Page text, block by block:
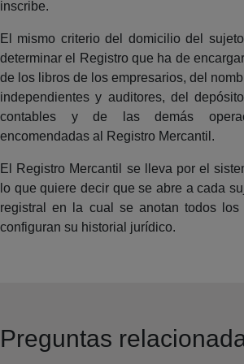
inscribe.
El mismo criterio del domicilio del
determinar el Registro que ha de
de los libros de los empresarios, del
independientes y auditores, del
contables y de las demás
encomendadas al Registro Mercantil.
El Registro Mercantil se lleva por el
lo que quiere decir que se abre a cada
registral en la cual se anotan todos
configuran su historial jurídico.
Preguntas